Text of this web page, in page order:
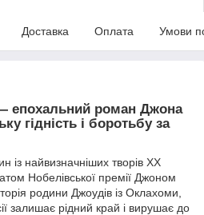
Доставка Оплата Умови
— епохальний роман Джона
гідність і боротьбу за
із найвизначніших творів XX
Нобелівської премії Джоном
родини Джоудів із Оклахоми,
залишає рідний край і вирушає до